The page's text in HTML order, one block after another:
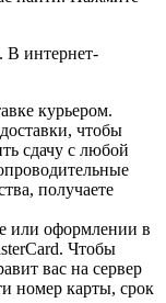
В интернет-
курьером.
чтобы
сдачу с любой
получаете
или оформлении в
Чтобы
вас на сервер
номер карты, срок